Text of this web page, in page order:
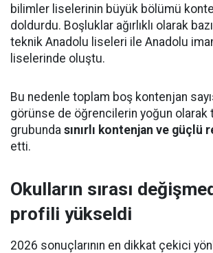
bilimler liselerinin büyük bölümü
doldurdu. Boşluklar ağırlıklı olarak
teknik Anadolu liseleri ile Anadolu
liselerinde oluştu.
Bu nedenle toplam boş kontenjan
görünse de öğrencilerin yoğun
grubunda sınırlı kontenjan ve güçlü
etti.
Okulların sırası
profili yükseldi
2026 sonuçlarının en dikkat çekici